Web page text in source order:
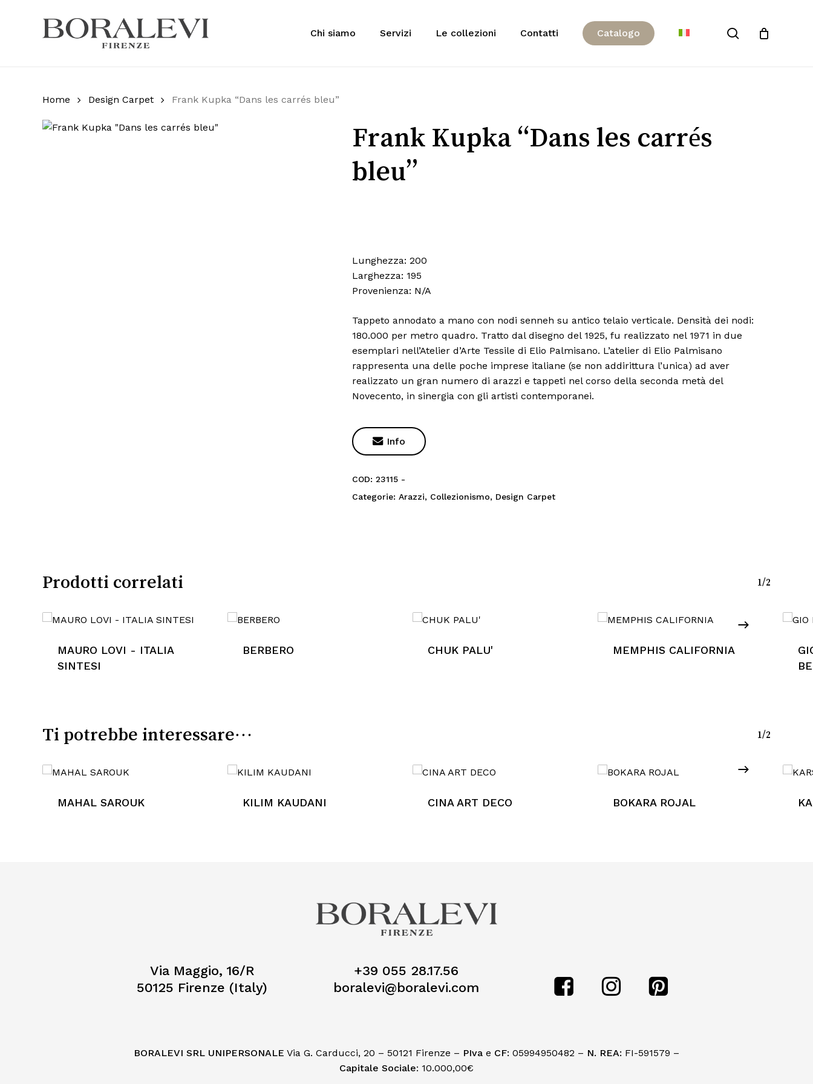
Chi siamo Servizi Le collezioni Contatti Catalogo search
Cart
Home Design Carpet Frank Kupka “Dans les carrés bleu”
Frank Kupka “Dans les carrés
bleu”
Lunghezza: 200
Larghezza: 195
Provenienza: N/A
Tappeto annodato a mano con nodi senneh su antico telaio verticale. Densità dei nodi:
180.000 per metro quadro. Tratto dal disegno del 1925, fu realizzato nel 1971 in due
esemplari nell’Atelier d’Arte Tessile di Elio Palmisano. L’atelier di Elio Palmisano
rappresenta una delle poche imprese italiane (se non addirittura l’unica) ad aver
realizzato un gran numero di arazzi e tappeti nel corso della seconda metà del
Novecento, in sinergia con gli artisti contemporanei.
Info
COD: 23115 -
Categorie: Arazzi, Collezionismo, Design Carpet
Prodotti correlati 1/2
MAURO LOVI - ITALIA
SINTESI
BERBERO CHUK PALU' MEMPHIS CALIFORNIA
Ti potrebbe interessare… 1/2
MAHAL SAROUK KILIM KAUDANI CINA ART DECO BOKARA ROJAL
Via Maggio, 16/R
50125 Firenze (Italy)
+39 055 28.17.56
boralevi@boralevi.com
BORALEVI SRL UNIPERSONALE Via G. Carducci, 20 – 50121 Firenze – PIva e CF: 05994950482 – N. REA: FI-591579 –
Capitale Sociale: 10.000,00€